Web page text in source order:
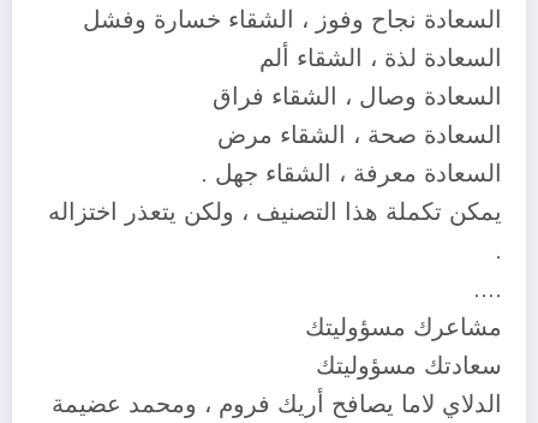
السعادة نجاح وفوز ، الشقاء خسارة وفشل
السعادة لذة ، الشقاء ألم
السعادة وصال ، الشقاء فراق
السعادة صحة ، الشقاء مرض
السعادة معرفة ، الشقاء جهل .
يمكن تكملة هذا التصنيف ، ولكن يتعذر اختزاله
.
….
مشاعرك مسؤوليتك
سعادتك مسؤوليتك
الدلاي لاما يصافح أريك فروم ، ومحمد عضيمة